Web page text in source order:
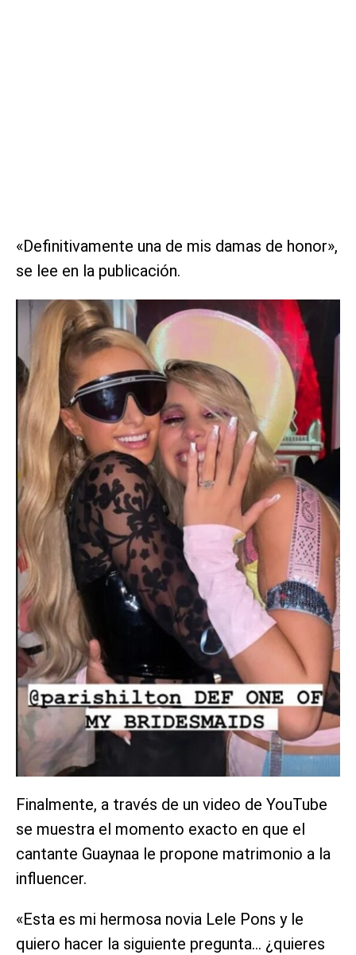
«Definitivamente una de mis damas de honor»,
se lee en la publicación.
Finalmente, a través de un video de YouTube
se muestra el momento exacto en que el
cantante Guaynaa le propone matrimonio a la
influencer.
«Esta es mi hermosa novia Lele Pons y le
quiero hacer la siguiente pregunta… ¿quieres